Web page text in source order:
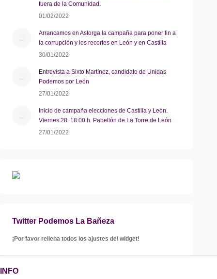
fuera de la Comunidad.
01/02/2022
Arrancamos en Astorga la campaña para poner fin a
la corrupción y los recortes en León y en Castilla
30/01/2022
Entrevista a Sixto Martínez, candidato de Unidas
Podemos por León
27/01/2022
Inicio de campaña elecciones de Castilla y León.
Viernes 28. 18:00 h. Pabellón de La Torre de León
27/01/2022
Twitter Podemos La Bañeza
¡Por favor rellena todos los ajustes del widget!
INFO